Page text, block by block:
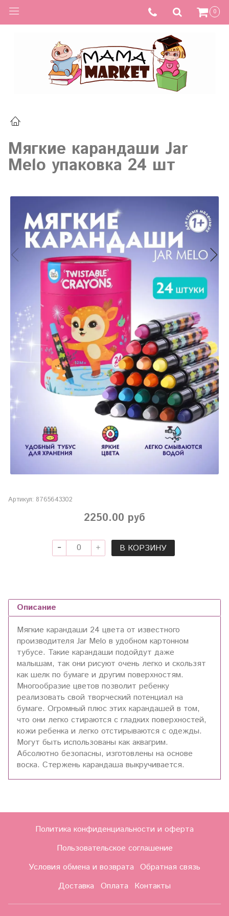
0
Мягкие карандаши Jar
Melo упаковка 24 шт
Артикул: 8765643302
2250.00 руб
В КОРЗИНУ
Описание
Мягкие карандаши 24 цвета от известного
производителя Jar Melo в удобном картонном
тубусе. Такие карандаши подойдут даже
малышам, так они рисуют очень легко и скользят
как шелк по бумаге и другим поверхностям.
Многообразие цветов позволит ребенку
реализовать свой творческий потенциал на
бумаге. Огромный плюс этих карандашей в том,
что они легко стираются с гладких поверхностей,
кожи ребенка и легко отстирываются с одежды.
Могут быть использованы как аквагрим.
Абсолютно безопасны, изготовлены на основе
воска. Стержень карандаша выкручивается.
Политика конфиденциальности и оферта
Пользовательское соглашение
Условия обмена и возврата Обратная связь
Доставка
Оплата Контакты